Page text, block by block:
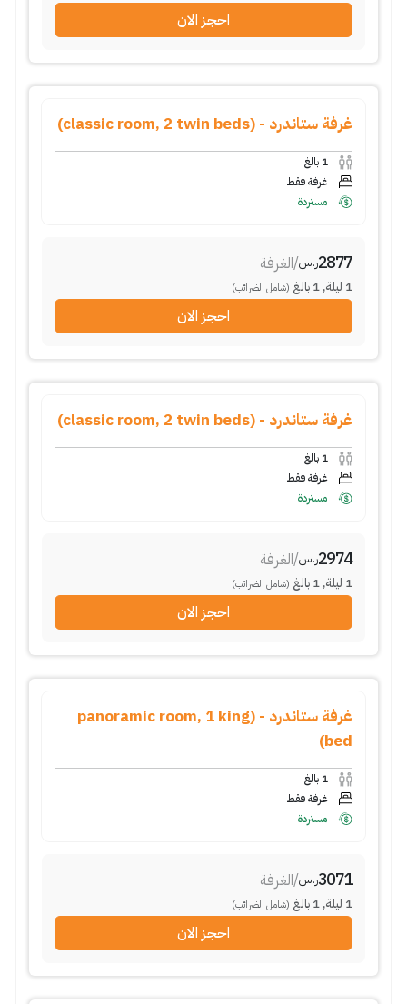
احجز الان
غرفة ستاندرد - (classic room, 2 twin beds)
1 بالغ
غرفة فقط
مستردة
2877ر.س/الغرفة
1 ليلة,
1 بالغ (شامل الضرائب)
احجز الان
غرفة ستاندرد - (classic room, 2 twin beds)
1 بالغ
غرفة فقط
مستردة
2974ر.س/الغرفة
1 ليلة,
1 بالغ (شامل الضرائب)
احجز الان
غرفة ستاندرد - (panoramic room, 1 king
bed)
1 بالغ
غرفة فقط
مستردة
3071ر.س/الغرفة
1 ليلة,
1 بالغ (شامل الضرائب)
احجز الان